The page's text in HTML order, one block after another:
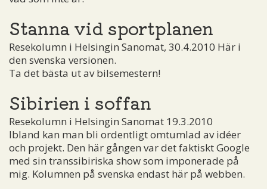
Stanna vid sportplanen
Resekolumn i Helsingin Sanomat, 30.4.2010 Här i
den svenska versionen.
Ta det bästa ut av bilsemestern!
Sibirien i soffan
Resekolumn i Helsingin Sanomat 19.3.2010
Ibland kan man bli ordentligt omtumlad av idéer
och projekt. Den här gången var det faktiskt Google
med sin transsibiriska show som imponerade på
mig. Kolumnen på svenska endast här på webben.